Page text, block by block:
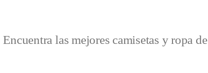
Encuentra las mejores camisetas y ropa de